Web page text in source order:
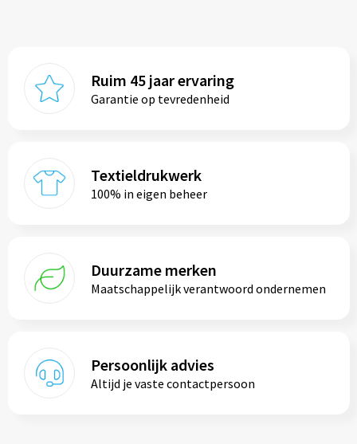
Ruim 45 jaar ervaring
Garantie op tevredenheid
Textieldrukwerk
100% in eigen beheer
Duurzame merken
Maatschappelijk verantwoord ondernemen
Persoonlijk advies
Altijd je vaste contactpersoon